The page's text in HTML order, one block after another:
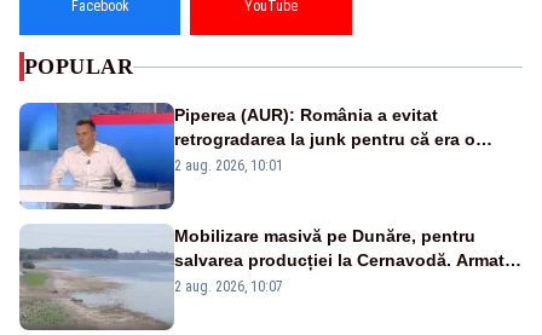
Facebook YouTube
POPULAR
Piperea (AUR): România a evitat
retrogradarea la junk pentru că era o
catastrofă pentru bănci și fondurile de
2 aug. 2026, 10:01
Mobilizare masivă pe Dunăre, pentru
salvarea producției la Cernavodă. Armata
va detona o stâncă și va devia apa
2 aug. 2026, 10:07